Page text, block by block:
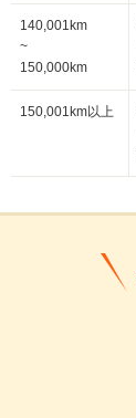
140,001km
~
150,000km
150,001km以上